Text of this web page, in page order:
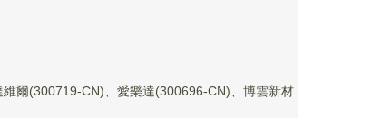
爾(300719-CN)、愛樂達(300696-CN)、博雲新材